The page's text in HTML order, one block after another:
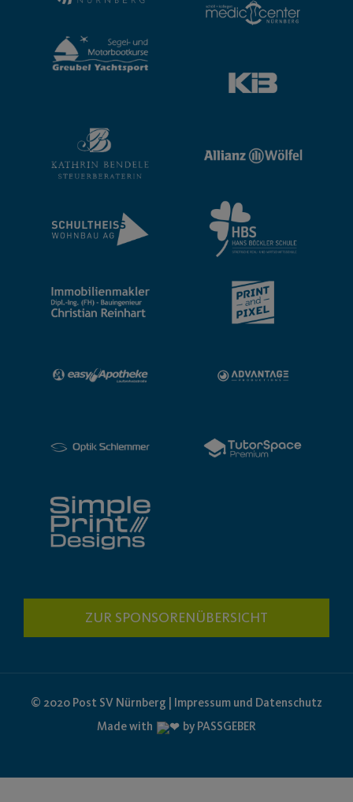
ZUR SPONSORENÜBERSICHT
© 2020 Post SV Nürnberg | Impressum und Datenschutz
Made with
by PASSGEBER